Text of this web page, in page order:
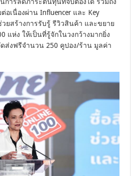
การลดภาระต้นทุนที่จับต้องได้ รวมถึง
อเนื่องผ่าน Influencer และ Key
วยสร้างการรับรู้ รีวิวสินค้า และขยาย
แห่ง ให้เป็นที่รู้จักในวงกว้างมากยิ่ง
งฟรีจำนวน 250 คูปอง/ร้าน มูลค่า